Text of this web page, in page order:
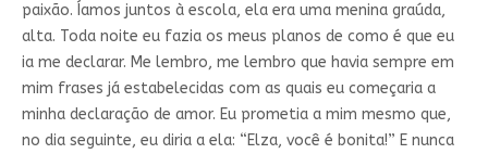
paixão. Íamos juntos à escola, ela era uma menina graúda,
alta. Toda noite eu fazia os meus planos de como é que eu
ia me declarar. Me lembro, me lembro que havia sempre em
mim frases já estabelecidas com as quais eu começaria a
minha declaração de amor. Eu prometia a mim mesmo que,
no dia seguinte, eu diria a ela: “Elza, você é bonita!” E nunca